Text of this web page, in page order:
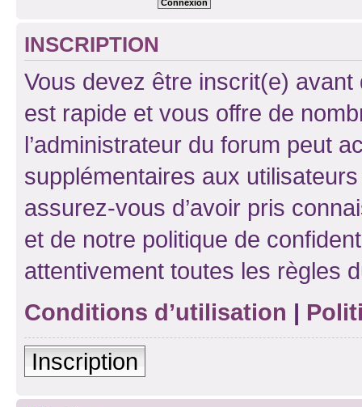
INSCRIPTION
Vous devez être inscrit(e) avant
est rapide et vous offre de
l’administrateur du forum peut
supplémentaires aux
assurez-vous d’avoir pris
et de notre politique de
attentivement toutes les règles
Conditions d’utilisation |
Inscription